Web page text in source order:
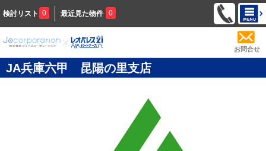
検討リスト 0 最近見た物件 0
お問合せ
JA兵庫六甲 昆陽の里支店